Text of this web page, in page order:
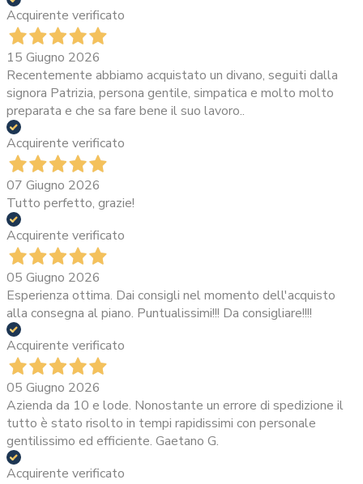
Acquirente verificato
15 Giugno 2026
Recentemente abbiamo acquistato un divano, seguiti dalla
signora Patrizia, persona gentile, simpatica e molto molto
preparata e che sa fare bene il suo lavoro..
Acquirente verificato
07 Giugno 2026
Tutto perfetto, grazie!
Acquirente verificato
05 Giugno 2026
Esperienza ottima. Dai consigli nel momento dell'acquisto
alla consegna al piano. Puntualissimi!!! Da consigliare!!!!
Acquirente verificato
05 Giugno 2026
Azienda da 10 e lode. Nonostante un errore di spedizione il
tutto è stato risolto in tempi rapidissimi con personale
gentilissimo ed efficiente. Gaetano G.
Acquirente verificato